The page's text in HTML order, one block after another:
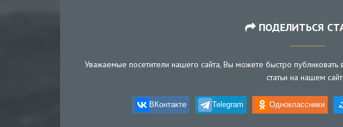
ПОДЕЛИТЬСЯ
Уважаемые посетители нашего сайта, Вы можете быстро публиковать
статьи на нашем
ВКонтакте Telegram Одноклассники